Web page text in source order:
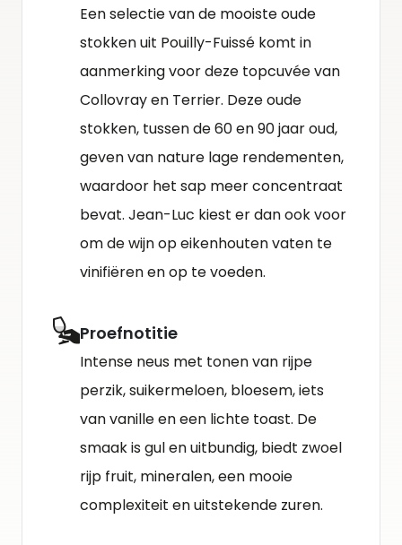
Een selectie van de mooiste oude
stokken uit Pouilly-Fuissé komt in
aanmerking voor deze topcuvée van
Collovray en Terrier. Deze oude
stokken, tussen de 60 en 90 jaar oud,
geven van nature lage rendementen,
waardoor het sap meer concentraat
bevat. Jean-Luc kiest er dan ook voor
om de wijn op eikenhouten vaten te
vinifiëren en op te voeden.
Proefnotitie
Intense neus met tonen van rijpe
perzik, suikermeloen, bloesem, iets
van vanille en een lichte toast. De
smaak is gul en uitbundig, biedt zwoel
rijp fruit, mineralen, een mooie
complexiteit en uitstekende zuren.